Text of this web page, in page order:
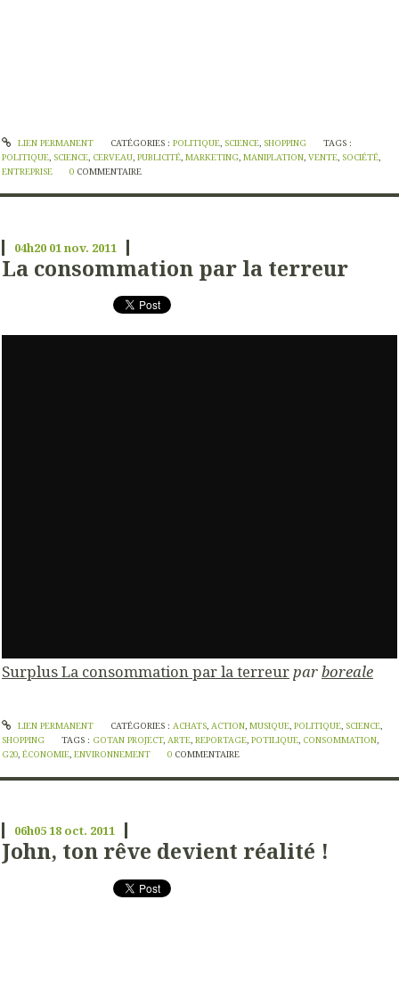
LIEN PERMANENT CATÉGORIES : POLITIQUE, SCIENCE, SHOPPING
TAGS :
POLITIQUE SCIENCE CERVEAU PUBLICITÉ MARKETING MANIPLATION VENTE SOCIÉTÉ
ENTREPRISE
0 COMMENTAIRE
04h20 01 nov. 2011
La consommation par la terreur
Surplus La consommation par la terreurparboreale
LIEN PERMANENT CATÉGORIES : ACHATS, ACTION, MUSIQUE, POLITIQUE, SCIENCE,
SHOPPING
TAGS : GOTAN PROJECT,ARTE,REPORTAGE,POTILIQUE, CONSOMMATION,
G20, ÉCONOMIE, ENVIRONNEMENT 0 COMMENTAIRE
06h0518 oct. 2011
John, ton rêve devient réalité !